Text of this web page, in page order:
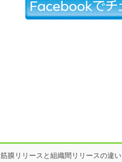
筋膜リリースと組織間リリースの違い